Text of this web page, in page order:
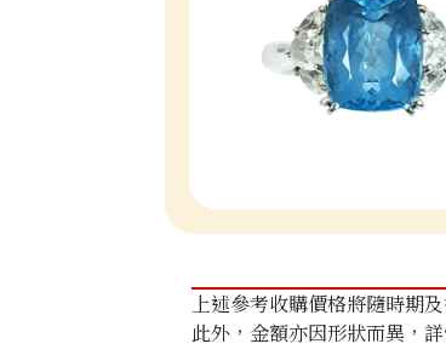
上述參考收購價格將隨時期
此外，金額亦因形狀而異，